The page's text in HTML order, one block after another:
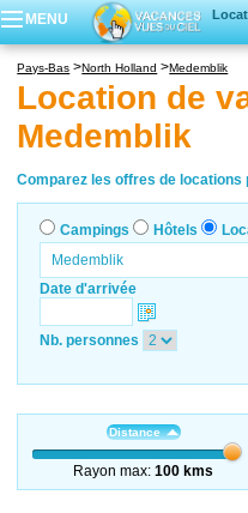
MENU
Pays-Bas North Holland Medemblik
Location de
Medemblik
Comparez les offres de locations
Campings Hôtels
Date d'arrivée
Nb. personnes
Distance
Rayon max:100 kms